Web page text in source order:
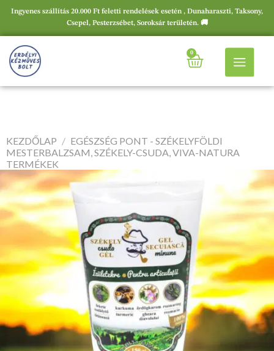
Ingyenes szállítás 20.000 Ft feletti rendelések esetén , Dunaharaszti, Taksony,
Csepel, Pesterzsébet, Soroksár területén. 🚚
0
KEZDŐLAP / EGÉSZSÉG PONT - SZÉKELYFÖLDI
MESTERBALZSAM, SZÉKELY-CSUDA, VIVA-NATURA
TERMÉKEK